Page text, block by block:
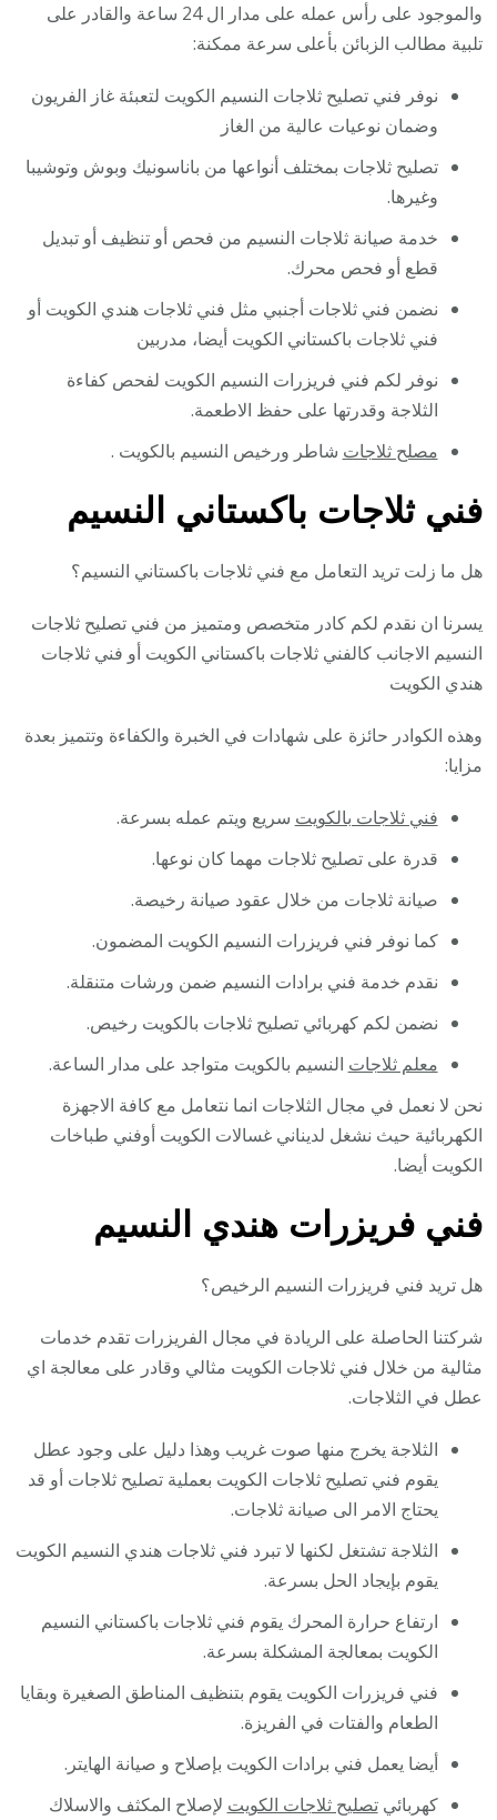
والموجود على رأس عمله على مدار ال 24 ساعة والقادر على
تلبية مطالب الزبائن بأعلى سرعة ممكنة:
نوفر فني تصليح ثلاجات النسيم الكويت لتعبئة غاز الفريون
وضمان نوعيات عالية من الغاز
تصليح ثلاجات بمختلف أنواعها من باناسونيك وبوش وتوشيبا
وغيرها.
خدمة صيانة ثلاجات النسيم من فحص أو تنظيف أو تبديل
قطع أو فحص محرك.
نضمن فني ثلاجات أجنبي مثل فني ثلاجات هندي الكويت أو
فني ثلاجات باكستاني الكويت أيضا، مدربين
نوفر لكم فني فريزرات النسيم الكويت لفحص كفاءة
الثلاجة وقدرتها على حفظ الاطعمة.
مصلح ثلاجات شاطر ورخيص النسيم بالكويت .
فني ثلاجات باكستاني النسيم
هل ما زلت تريد التعامل مع فني ثلاجات باكستاني النسيم؟
يسرنا ان نقدم لكم كادر متخصص ومتميز من فني تصليح ثلاجات
النسيم الاجانب كالفني ثلاجات باكستاني الكويت أو فني ثلاجات
هندي الكويت
وهذه الكوادر حائزة على شهادات في الخبرة والكفاءة وتتميز بعدة
مزايا:
فني ثلاجات بالكويت سريع ويتم عمله بسرعة.
قدرة على تصليح ثلاجات مهما كان نوعها.
صيانة ثلاجات من خلال عقود صيانة رخيصة.
كما نوفر فني فريزرات النسيم الكويت المضمون.
نقدم خدمة فني برادات النسيم ضمن ورشات متنقلة.
نضمن لكم كهربائي تصليح ثلاجات بالكويت رخيص.
معلم ثلاجات النسيم بالكويت متواجد على مدار الساعة.
نحن لا نعمل في مجال الثلاجات انما نتعامل مع كافة الاجهزة
الكهربائية حيث نشغل لديناني غسالات الكويت أوفني طباخات
الكويت أيضا.
فني فريزرات هندي النسيم
هل تريد فني فريزرات النسيم الرخيص؟
شركتنا الحاصلة على الريادة في مجال الفريزرات تقدم خدمات
مثالية من خلال فني ثلاجات الكويت مثالي وقادر على معالجة اي
عطل في الثلاجات.
الثلاجة يخرج منها صوت غريب وهذا دليل على وجود عطل
يقوم فني تصليح ثلاجات الكويت بعملية تصليح ثلاجات أو قد
يحتاج الامر الى صيانة ثلاجات.
الثلاجة تشتغل لكنها لا تبرد فني ثلاجات هندي النسيم الكويت
يقوم بإيجاد الحل بسرعة.
ارتفاع حرارة المحرك يقوم فني ثلاجات باكستاني النسيم
الكويت بمعالجة المشكلة بسرعة.
فني فريزرات الكويت يقوم بتنظيف المناطق الصغيرة وبقايا
الطعام والفتات في الفريزة.
أيضا يعمل فني برادات الكويت بإصلاح و صيانة الهايتر.
كهربائيتصليح ثلاجات الكويت لإصلاح المكثف والاسلاك